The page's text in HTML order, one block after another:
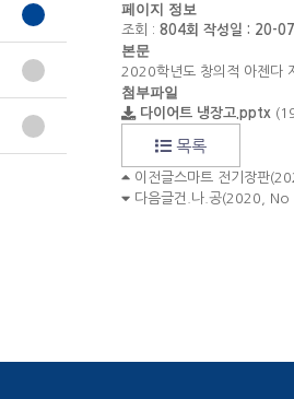
페이지 정보
조회 : 804회 작성일 : 20-
본문
2020학년도 창의적 아젠다
첨부파일
다이어트 냉장고.pptx
목록
이전글스마트 전기장판
다음글건.나.공(2020,